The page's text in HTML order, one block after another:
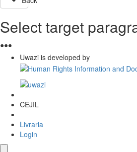
Select target
●●●
Uwazi is developed by
CEJIL
Livraria
Login